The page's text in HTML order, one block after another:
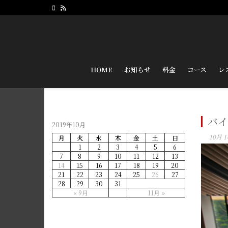
HOME お知らせ 料金 コース レ
バ
10月
2019年10月
月
火 水 木 金 土 日
« 9月 11月 »
1 2 3 4 5
6
7
8 9 10 11 12
13
14
15 16 17 18 19
20
21
22 23 24 25 26
27
28
29 30 31